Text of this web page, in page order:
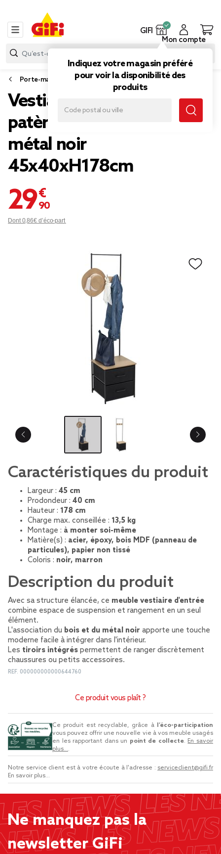
GIFI
Indiquez votre magasin préféré
pour voir la disponibilité des
produits
Mon compte
Porte-manteaux et vestiaire
Vestiaire d'entrée 3
patères 2 tiroirs bois et
métal noir
45x40xH178cm
29,90 €
Dont 0,86€ d’éco-part
Caractéristiques du produit
Largeur : 45 cm
Prodondeur : 40 cm
Hauteur : 178 cm
Charge max. conseillée : 13,5 kg
Montage : à monter soi-même
Matière(s) : acier, époxy, bois MDF (panneau de
particules), papier non tissé
Coloris : noir, marron
Description du produit
Avec sa structure élancée, ce meuble vestiaire d'entrée
combine espace de suspension et rangement en un seul
élément.
L'association du bois et du métal noir apporte une touche
moderne facile à intégrer dans l'intérieur.
Les tiroirs intégrés permettent de ranger discrètement
chaussures ou petits accessoires.
REF. 000000000000644760
Ce produit vous plaît ?
Ce produit est recyclable, grâce à
l’éco-participation
vous pouvez offrir une nouvelle vie à vos meuble usagés
en les rapportant dans un point de collecte. En savoir
plus....
Notre service client est à votre écoute à l'adresse : serviceclient@gifi.fr
En savoir plus...
Ne manquez pas la
newsletter GiFi